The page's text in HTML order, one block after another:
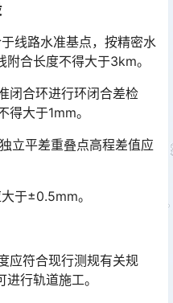
线路水准基点，按精密水
合长度不得大于3km。
合环进行环闭合差检
大于1mm。
立平差重叠点高程差值应
于±0.5mm。
应符合现行测规有关规
行轨道施工。